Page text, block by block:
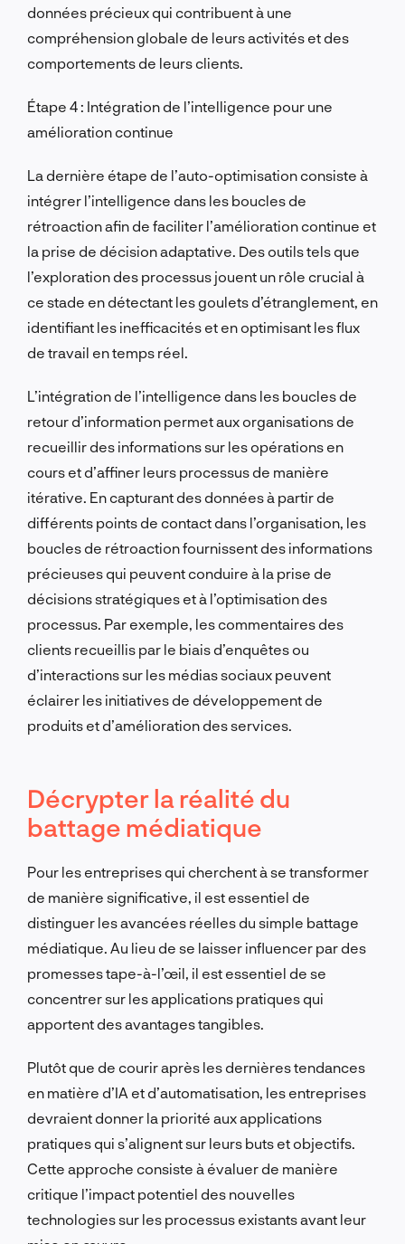
données précieux qui contribuent à une
compréhension globale de leurs activités et des
comportements de leurs clients.
Étape 4 : Intégration de l’intelligence pour une
amélioration continue
La dernière étape de l’auto-optimisation consiste à
intégrer l’intelligence dans les boucles de
rétroaction afin de faciliter l’amélioration continue et
la prise de décision adaptative. Des outils tels que
l’exploration des processus jouent un rôle crucial à
ce stade en détectant les goulets d’étranglement, en
identifiant les inefficacités et en optimisant les flux
de travail en temps réel.
L’intégration de l’intelligence dans les boucles de
retour d’information permet aux organisations de
recueillir des informations sur les opérations en
cours et d’affiner leurs processus de manière
itérative. En capturant des données à partir de
différents points de contact dans l’organisation, les
boucles de rétroaction fournissent des informations
précieuses qui peuvent conduire à la prise de
décisions stratégiques et à l’optimisation des
processus. Par exemple, les commentaires des
clients recueillis par le biais d’enquêtes ou
d’interactions sur les médias sociaux peuvent
éclairer les initiatives de développement de
produits et d’amélioration des services.
Décrypter la réalité du
battage médiatique
Pour les entreprises qui cherchent à se transformer
de manière significative, il est essentiel de
distinguer les avancées réelles du simple battage
médiatique. Au lieu de se laisser influencer par des
promesses tape-à-l’œil, il est essentiel de se
concentrer sur les applications pratiques qui
apportent des avantages tangibles.
Plutôt que de courir après les dernières tendances
en matière d’IA et d’automatisation, les entreprises
devraient donner la priorité aux applications
pratiques qui s’alignent sur leurs buts et objectifs.
Cette approche consiste à évaluer de manière
critique l’impact potentiel des nouvelles
technologies sur les processus existants avant leur